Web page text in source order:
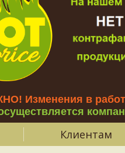
Изменения в
Клиентам